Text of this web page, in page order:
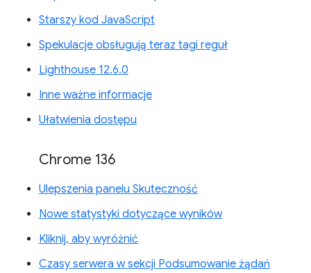
Starszy kod JavaScript
Spekulacje obsługują teraz tagi reguł
Lighthouse 12.6.0
Inne ważne informacje
Ułatwienia dostępu
Chrome 136
Ulepszenia panelu Skuteczność
Nowe statystyki dotyczące wyników
Kliknij, aby wyróżnić
Czasy serwera w sekcji Podsumowanie żądań